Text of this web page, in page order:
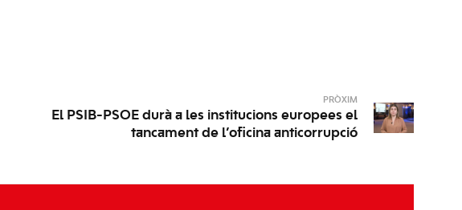
PRÒXIM
El PSIB-PSOE durà a les institucions europees el
tancament de l’oficina anticorrupció